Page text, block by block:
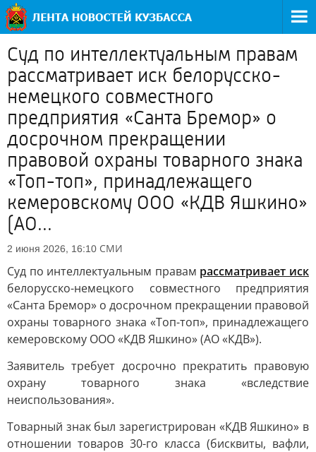
Суд по интеллектуальным правам
рассматривает иск белорусско-
немецкого совместного
предприятия «Санта Бремор» о
досрочном прекращении
правовой охраны товарного знака
«Топ-топ», принадлежащего
кемеровскому ООО «КДВ Яшкино»
(АО...
2 июня 2026, 16:10 СМИ
Суд по интеллектуальным правам рассматривает иск
белорусско-немецкого совместного предприятия
«Санта Бремор» о досрочном прекращении правовой
охраны товарного знака «Топ-топ», принадлежащего
кемеровскому ООО «КДВ Яшкино» (АО «КДВ»).
Заявитель требует досрочно прекратить правовую
охрану товарного знака «вследствие
неиспользования».
Товарный знак был зарегистрирован «КДВ Яшкино» в
отношении товаров 30-го класса (бисквиты, вафли,